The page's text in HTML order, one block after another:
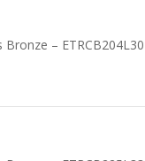
– ETRCB204L30